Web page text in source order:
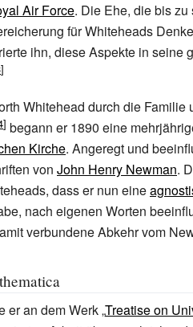
Air Force. Die Ehe, die bis
für Whiteheads
ihn, diese Aspekte in seine
Whitehead durch die
begann er 1890 eine
Kirche. Angeregt und
von John Henry Newman.
dass er nun eine
nach eigenen Worten
verbundene Abkehr vom
er an dem Werk „Treatise on